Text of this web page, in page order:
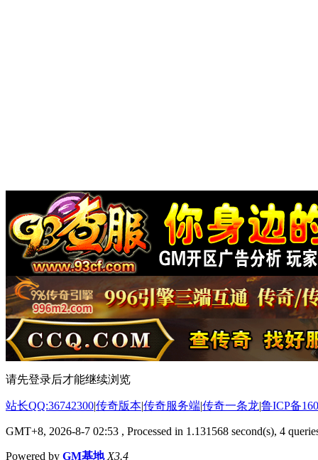
请先登录后才能继续浏览
站长QQ:36742300|传奇版本|传奇服务端|传奇一条龙|鲁ICP备
GMT+8, 2026-8-7 02:53 , Processed in 1.131568 second(s), 4
Powered by GM基地 X3.4